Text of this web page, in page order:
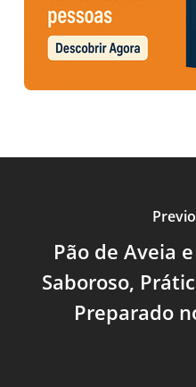
Pão de Aveia
Saboroso,
Preparado